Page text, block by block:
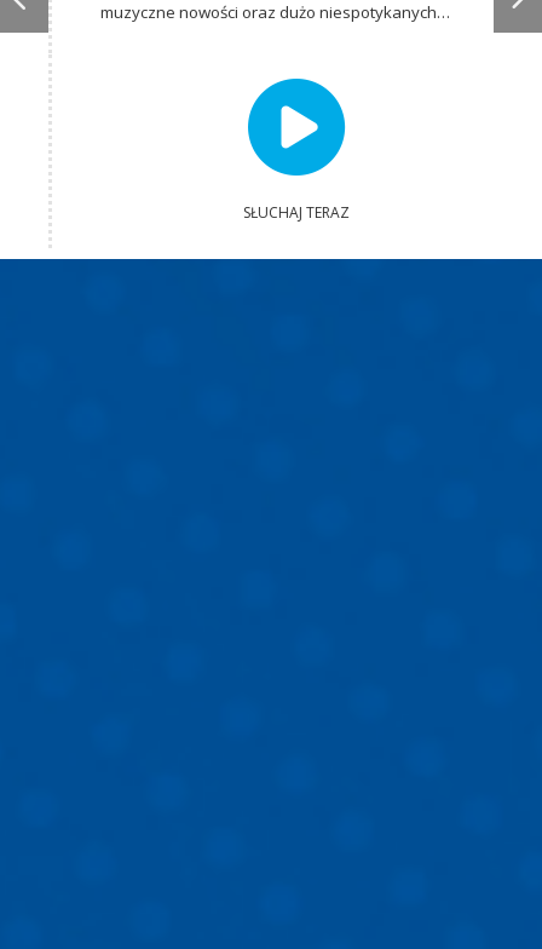
muzyczne nowości oraz dużo niespotykanych…
SŁUCHAJ TERAZ